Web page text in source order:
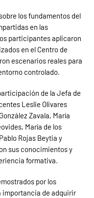
los fundamentos del
en las
participantes aplicaron
en el Centro de
escenarios reales para
controlado.
de la Jefa de
Leslie Olivares
Zavala, María
María de los
Rojas Beytia y
sus conocimientos y
formativa.
por los
importancia de adquirir